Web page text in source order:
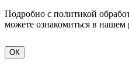
Подробно с политикой
можете ознакомиться в нашем
ОК